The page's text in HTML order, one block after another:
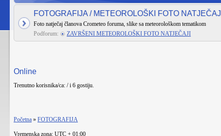
FOTOGRAFIJA / METEOROLOŠKI FOTO NATJEČAJ
Foto natječaj članova Crometeo foruma, slike sa meteorološkom tematikom
Podforum:
ZAVRŠENI METEOROLOŠKI FOTO NATJEČAJI
Online
Trenutno korisnika/ca: / i 6 gostiju.
Početna » FOTOGRAFIJA
Vremenska zona: UTC + 01:00